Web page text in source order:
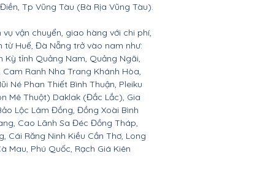
Tp Vũng Tàu (Bà Rịa Vũng Tàu).
vận chuyển, giao hàng với chi phí,
từ Huế, Đà Nẵng trở vào nam như:
Kỳ tỉnh Quảng Nam, Quảng Ngãi,
Cam Ranh Nha Trang Khánh Hòa,
Né Phan Thiết Bình Thuận, Pleiku
Mê Thuột) Daklak (Đắc Lắc), Gia
Lộc Lâm Đồng, Đồng Xoài Bình
Cao Lãnh Sa Đéc Đồng Tháp,
Cái Răng Ninh Kiều Cần Thơ, Long
Mau, Phú Quốc, Rạch Giá Kiên